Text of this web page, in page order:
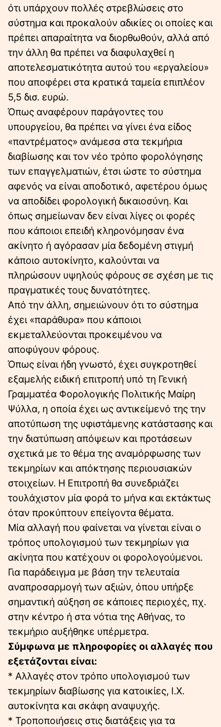
ότι υπάρχουν πολλές στρεβλώσεις στο
σύστημα και προκαλούν αδικίες οι οποίες και
πρέπει απαραίτητα να διορθωθούν, αλλά από
την άλλη θα πρέπει να διαφυλαχθεί η
αποτελεσματικότητα αυτού του «εργαλείου»
που αποφέρει στα κρατικά ταμεία επιπλέον
5,5 δισ. ευρώ.
Όπως αναφέρουν παράγοντες του
υπουργείου, θα πρέπει να γίνει ένα είδος
«παντρέματος» ανάμεσα στα τεκμήρια
διαβίωσης και τον νέο τρόπο φορολόγησης
των επαγγελματιών, έτσι ώστε το σύστημα
αφενός να είναι αποδοτικό, αφετέρου όμως
να αποδίδει φορολογική δικαιοσύνη. Και
όπως σημείωναν δεν είναι λίγες οι φορές
που κάποιοι επειδή κληρονόμησαν ένα
ακίνητο ή αγόρασαν μία δεδομένη στιγμή
κάποιο αυτοκίνητο, καλούνται να
πληρώσουν υψηλούς φόρους σε σχέση με τις
πραγματικές τους δυνατότητες.
Από την άλλη, σημειώνουν ότι το σύστημα
έχει «παράθυρα» που κάποιοι
εκμεταλλεύονται προκειμένου να
αποφύγουν φόρους.
Όπως είναι ήδη γνωστό, έχει συγκροτηθεί
εξαμελής ειδική επιτροπή υπό τη Γενική
Γραμματέα Φορολογικής Πολιτικής Μαίρη
Ψύλλα, η οποία έχει ως αντικείμενό της την
αποτύπωση της υφιστάμενης κατάστασης και
την διατύπωση απόψεων και προτάσεων
σχετικά με το θέμα της αναμόρφωσης των
τεκμηρίων και απόκτησης περιουσιακών
στοιχείων. Η Επιτροπή θα συνεδριάζει
τουλάχιστον μία φορά το μήνα και εκτάκτως
όταν προκύπτουν επείγοντα θέματα.
Μία αλλαγή που φαίνεται να γίνεται είναι ο
τρόπος υπολογισμού των τεκμηρίων για
ακίνητα που κατέχουν οι φορολογούμενοι.
Για παράδειγμα με βάση την τελευταία
αναπροσαρμογή των αξιών, όπου υπήρξε
σημαντική αύξηση σε κάποιες περιοχές, πχ.
στην κέντρο ή στα νότια της Αθήνας, το
τεκμήριο αυξήθηκε υπέρμετρα.
Σύμφωνα με πληροφορίες οι αλλαγές που
εξετάζονται είναι:
* Αλλαγές στον τρόπο υπολογισμού των
τεκμηρίων διαβίωσης για κατοικίες, Ι.Χ.
αυτοκίνητα και σκάφη αναψυχής.
* Τροποποιήσεις στις διατάξεις για τα